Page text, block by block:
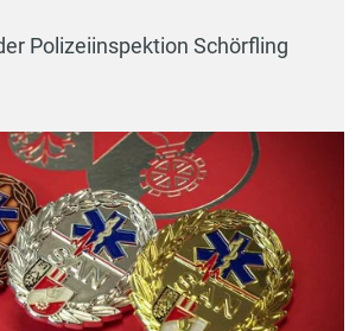
Polizeiinspektion Schörfling